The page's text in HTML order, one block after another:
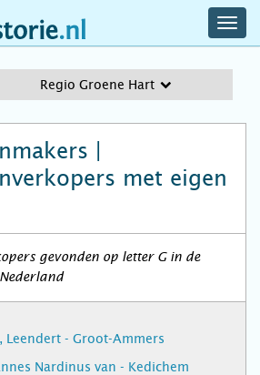
Regio Groene Hart
|
met eigen
gevonden op letter G in de
Leendert - Groot-Ammers
Nardinus van - Kedichem